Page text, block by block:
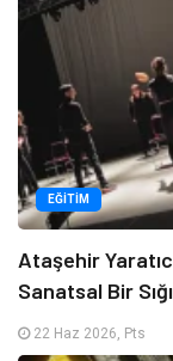
EĞITIM
Ataşehir
Sanatsal Bir
22 Haz 2026, Pts